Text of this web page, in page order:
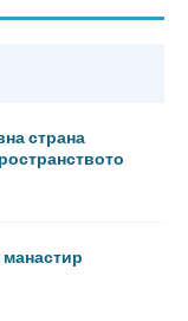
страна